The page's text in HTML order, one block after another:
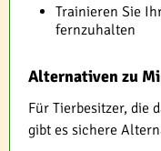
Trainieren Sie
fernzuhalten
Alternativen zu
Für Tierbesitzer, die
gibt es sichere